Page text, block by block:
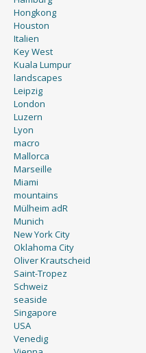
Hongkong
Houston
Italien
Key West
Kuala Lumpur
landscapes
Leipzig
London
Luzern
Lyon
macro
Mallorca
Marseille
Miami
mountains
Mülheim adR
Munich
New York City
Oklahoma City
Oliver Krautscheid
Saint-Tropez
Schweiz
seaside
Singapore
USA
Venedig